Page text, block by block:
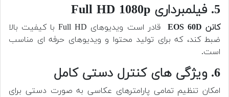
5. فیلمبرداری Full HD 1080p
کانن EOS 60D
قادر است ویدیوهای Full HD با کیفیت بالا
ضبط کند، که برای تولید محتوا و ویدیوهای حرفه ای مناسب
است.
6. ویژگی های کنترل دستی کامل
امکان تنظیم تمامی پارامترهای عکاسی به صورت دستی برای